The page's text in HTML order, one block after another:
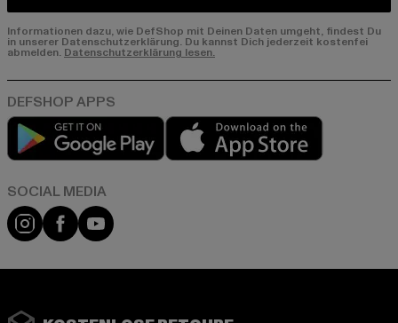
Informationen dazu, wie DefShop mit Deinen Daten umgeht, findest Du
in unserer Datenschutzerklärung. Du kannst Dich jederzeit kostenfei
abmelden. Datenschutzerklärung lesen.
Play market
Instagram
FacebookYouTube